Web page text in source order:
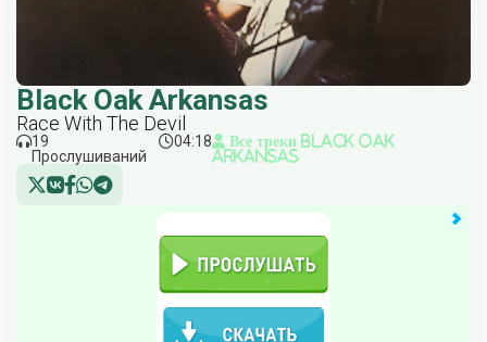
Black Oak Arkansas
Race With The Devil
19
Прослушиваний
04:18
Все треки Black Oak
Arkansas